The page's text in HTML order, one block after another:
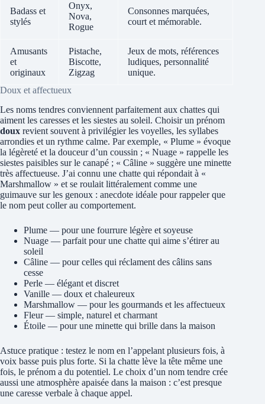
Badass et
stylés
Onyx,
Nova,
Rogue
Consonnes marquées,
court et mémorable.
Amusants
et
originaux
Pistache,
Biscotte,
Zigzag
Jeux de mots, références
ludiques, personnalité
unique.
Doux et affectueux
Les noms tendres conviennent parfaitement aux chattes qui
aiment les caresses et les siestes au soleil. Choisir un prénom
doux revient souvent à privilégier les voyelles, les syllabes
arrondies et un rythme calme. Par exemple, « Plume » évoque
la légèreté et la douceur d’un coussin ; « Nuage » rappelle les
siestes paisibles sur le canapé ; « Câline » suggère une minette
très affectueuse. J’ai connu une chatte qui répondait à «
Marshmallow » et se roulait littéralement comme une
guimauve sur les genoux : anecdote idéale pour rappeler que
le nom peut coller au comportement.
Plume — pour une fourrure légère et soyeuse
Nuage — parfait pour une chatte qui aime s’étirer au
soleil
Câline — pour celles qui réclament des câlins sans
cesse
Perle — élégant et discret
Vanille — doux et chaleureux
Marshmallow — pour les gourmands et les affectueux
Fleur — simple, naturel et charmant
Étoile — pour une minette qui brille dans la maison
Astuce pratique : testez le nom en l’appelant plusieurs fois, à
voix basse puis plus forte. Si la chatte lève la tête même une
fois, le prénom a du potentiel. Le choix d’un nom tendre crée
aussi une atmosphère apaisée dans la maison : c’est presque
une caresse verbale à chaque appel.